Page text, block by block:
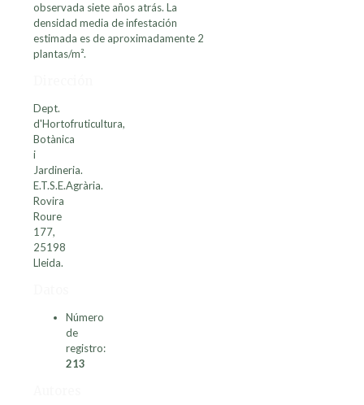
observada siete años atrás. La
densidad media de infestación
estimada es de aproximadamente 2
plantas/m².
Dept.
d'Hortofruticultura,
Botànica
i
Jardineria.
E.T.S.E.Agrària.
Rovira
Roure
177,
25198
Lleida.
Número
de
registro:
213